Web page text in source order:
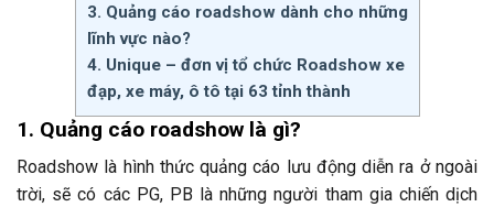
3. Quảng cáo roadshow dành cho những
lĩnh vực nào?
4. Unique – đơn vị tổ chức Roadshow xe
đạp, xe máy, ô tô tại 63 tỉnh thành
1. Quảng cáo roadshow là gì?
Roadshow là hình thức quảng cáo lưu động diễn ra ở ngoài
trời, sẽ có các PG, PB là những người tham gia chiến dịch